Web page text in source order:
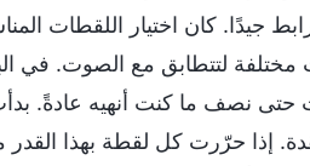
جيدًا. كان اختيار اللقطات
لتتطابق مع الصوت. في
حتى نصف ما كنت أنهيه عادةً.
إذا حرّرت كل لقطة بهذا القدر